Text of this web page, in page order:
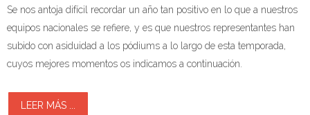
Se nos antoja difícil recordar un año tan positivo en lo que a nuestros
equipos nacionales se refiere, y es que nuestros representantes han
subido con asiduidad a los pódiums a lo largo de esta temporada,
cuyos mejores momentos os indicamos a continuación.
LEER MÁS ...